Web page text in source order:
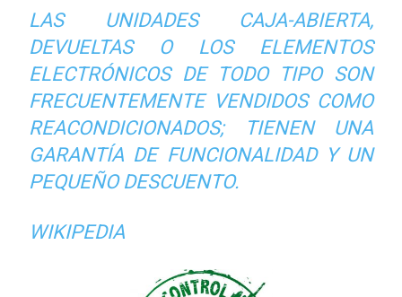
LAS UNIDADES CAJA-ABIERTA,
DEVUELTAS O LOS ELEMENTOS
ELECTRÓNICOS DE TODO TIPO SON
FRECUENTEMENTE VENDIDOS COMO
REACONDICIONADOS; TIENEN UNA
GARANTÍA DE FUNCIONALIDAD Y UN
PEQUEÑO DESCUENTO.
WIKIPEDIA